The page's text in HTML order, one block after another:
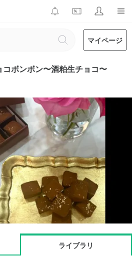
マイページ
コボンボン〜酒粕生チョコ〜
ライブラリ